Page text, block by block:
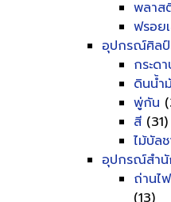
พลาส
ฟรอย
อุปกรณ์ศิลป์
กระด
ดินน้ำ
พู่กัน
สี (31)
ไม้บัล
อุปกรณ์สำนั
ถ่านไ
(13)